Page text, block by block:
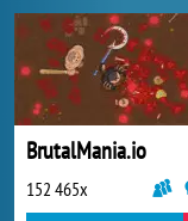
BrutalMania.io
152 465x